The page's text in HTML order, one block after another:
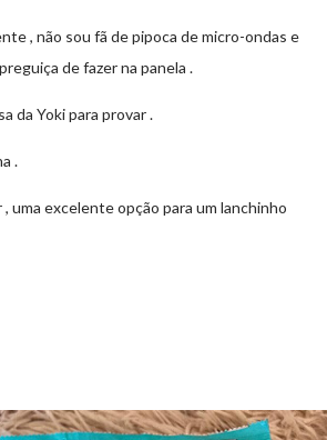
, não sou fã de pipoca de micro-ondas e
de fazer na panela .
da Yoki para provar .
.
, uma excelente opção para um lanchinho